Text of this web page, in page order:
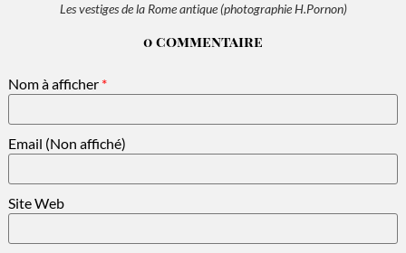
Les vestiges de la Rome antique (photographie H.Pornon)
0 commentaire
Nom à afficher *
Email (Non affiché)
Site Web